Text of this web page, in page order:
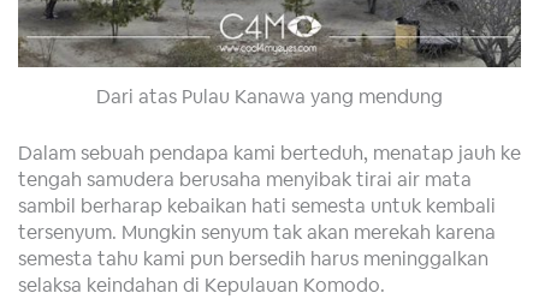
Dari atas Pulau Kanawa yang mendung
Dalam sebuah pendapa kami berteduh, menatap jauh ke
tengah samudera berusaha menyibak tirai air mata
sambil berharap kebaikan hati semesta untuk kembali
tersenyum. Mungkin senyum tak akan merekah karena
semesta tahu kami pun bersedih harus meninggalkan
selaksa keindahan di Kepulauan Komodo.